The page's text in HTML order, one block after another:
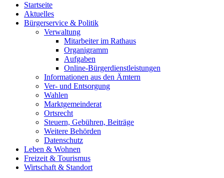
Startseite
Aktuelles
Bürgerservice & Politik
Verwaltung
Mitarbeiter im Rathaus
Organigramm
Aufgaben
Online-Bürgerdienstleistungen
Informationen aus den Ämtern
Ver- und Entsorgung
Wahlen
Marktgemeinderat
Ortsrecht
Steuern, Gebühren, Beiträge
Weitere Behörden
Datenschutz
Leben & Wohnen
Freizeit & Tourismus
Wirtschaft & Standort